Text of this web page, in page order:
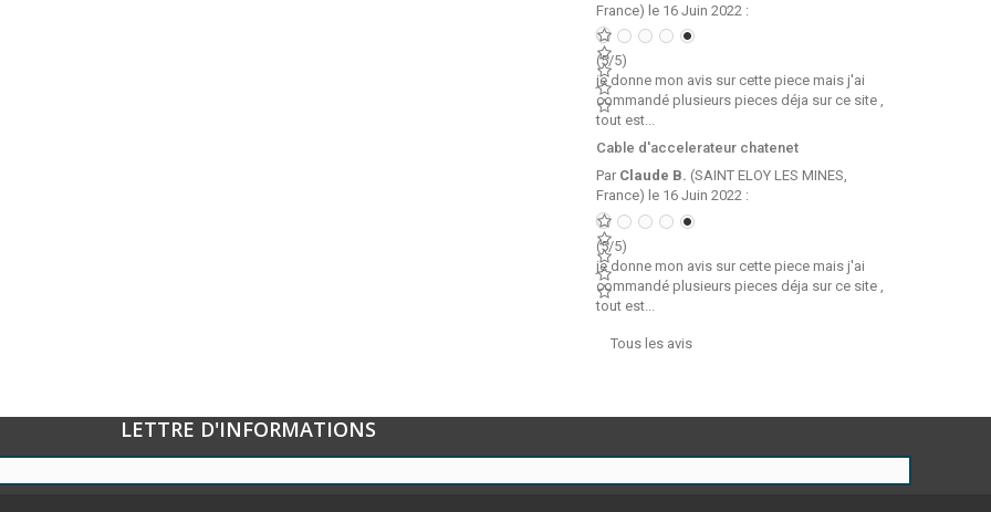
France) le 16 Juin 2022 :
(5/5)
je donne mon avis sur cette piece mais j'ai
commandé plusieurs pieces déja sur ce site ,
tout est...
Cable d'accelerateur chatenet
Par Claude B. (SAINT ELOY LES MINES,
France) le 16 Juin 2022 :
(5/5)
je donne mon avis sur cette piece mais j'ai
commandé plusieurs pieces déja sur ce site ,
tout est...
Tous les avis
LETTRE D'INFORMATIONS